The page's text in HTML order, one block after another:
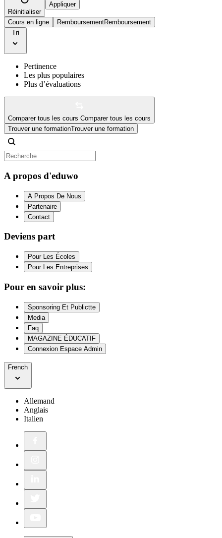
Réinitialiser
Appliquer
Cours en ligne RemboursementRemboursement
Tri
Pertinence
Les plus populaires
Plus d’évaluations
Comparer tous les cours Comparer tous les cours
Trouver une formationTrouver une formation
A propos d'eduwo
A Propos De Nous
Partenaire
Contact
Deviens part
Pour Les Écoles
Pour Les Entreprises
Pour en savoir plus:
Sponsoring Et Publictte
Media
Faq
MAGAZINE ÉDUCATIF
Connexion Espace Admin
French
Allemand
Anglais
Italien